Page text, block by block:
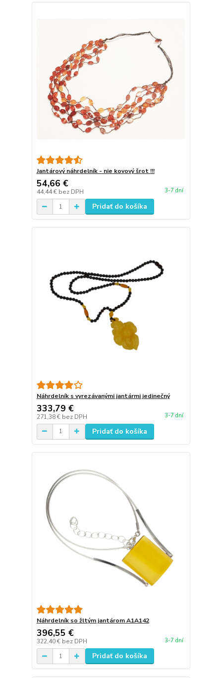
Jantárový náhrdelník - nie kovový šrot !!!
54,66 €
44,44 € bez DPH 3-7 dní
Pridať do košíka
Náhrdelník s vyrezávanými jantármi jedinečný
333,79 €
271,38 € bez DPH 3-7 dní
Pridať do košíka
Náhrdelník so žltým jantárom A1A142
396,55 €
322,40 € bez DPH 3-7 dní
Pridať do košíka